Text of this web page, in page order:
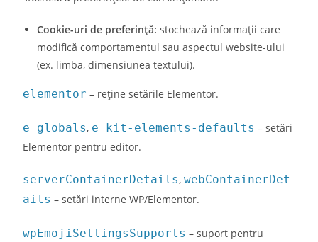
Cookie-uri de preferință: stochează informații care
modifică comportamentul sau aspectul website-ului
(ex. limba, dimensiunea textului).
elementor – reține setările Elementor.
e_globals, e_kit-elements-defaults – setări
Elementor pentru editor.
serverContainerDetails,webContainerDet
ails – setări interne WP/Elementor.
wpEmojiSettingsSupports – suport pentru